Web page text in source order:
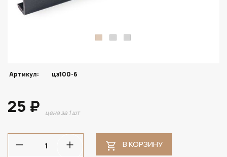
Артикул: цз100-6
25 ₽ цена за 1 шт
В КОРЗИНУ